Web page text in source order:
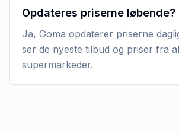
Opdateres priserne løbende?
Ja, Goma opdaterer priserne
ser de nyeste tilbud og priser fra
supermarkeder.